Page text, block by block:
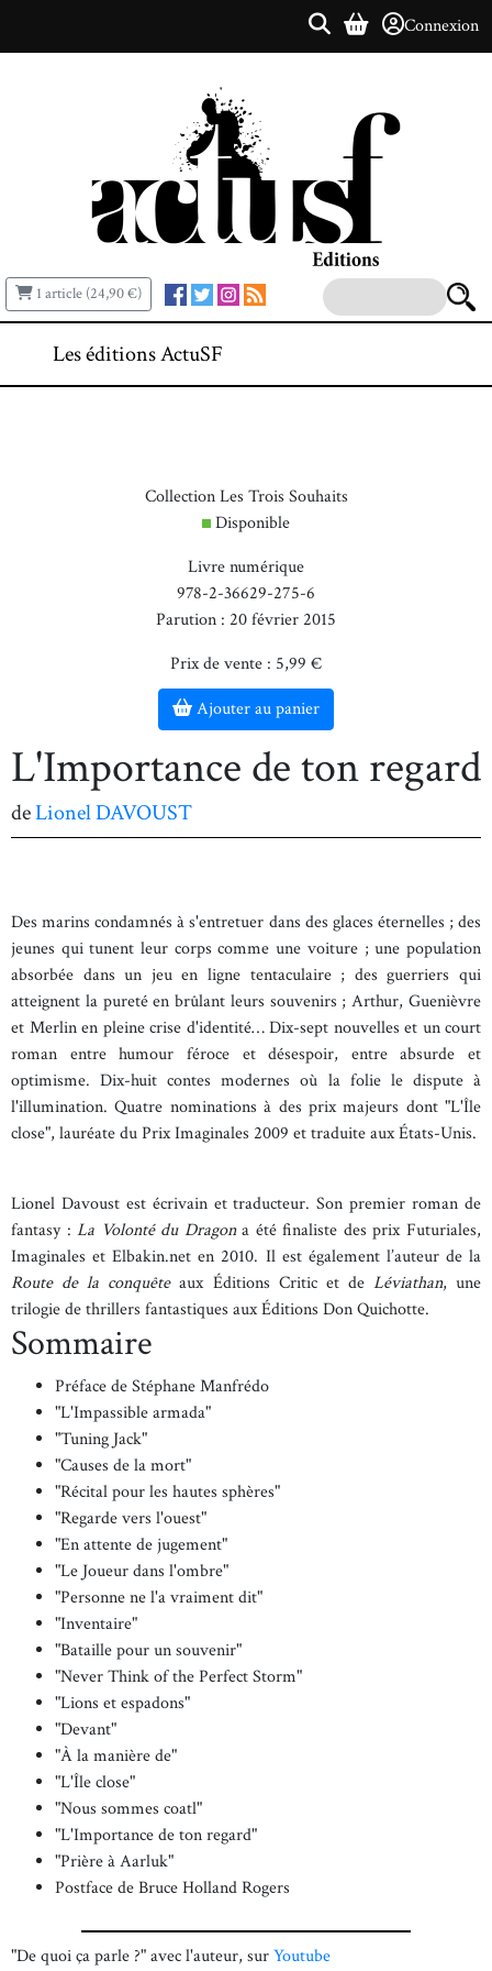
Connexion
1 article (24,90 €)
Les éditions ActuSF
Collection Les Trois Souhaits
Disponible
Livre numérique
978-2-36629-275-6
Parution : 20 février 2015
Prix de vente : 5,99 €
Ajouter au panier
L'Importance de ton regard
deLionel DAVOUST
Des marins condamnés à s'entretuer dans des glaces éternelles ; des
jeunes qui tunent leur corps comme une voiture ; une population
absorbée dans un jeu en ligne tentaculaire ; des guerriers qui
atteignent la pureté en brûlant leurs souvenirs ; Arthur, Guenièvre
et Merlin en pleine crise d'identité… Dix-sept nouvelles et un court
roman entre humour féroce et désespoir, entre absurde et
optimisme. Dix-huit contes modernes où la folie le dispute à
l'illumination. Quatre nominations à des prix majeurs dont "L'Île
close", lauréate du Prix Imaginales 2009 et traduite aux États-Unis.
Lionel Davoust est écrivain et traducteur. Son premier roman de
fantasy :La Volonté du Dragona été finaliste des prix Futuriales,
Imaginales et Elbakin.net en 2010. Il est également l’auteur de la
Route de la conquêteaux Éditions Critic et de Léviathan, une
trilogie de thrillers fantastiques aux Éditions Don Quichotte.
Sommaire
Préface de Stéphane Manfrédo
"L'Impassible armada"
"Tuning Jack"
"Causes de la mort"
"Récital pour les hautes sphères"
"Regarde vers l'ouest"
"En attente de jugement"
"Le Joueur dans l'ombre"
"Personne ne l'a vraiment dit"
"Inventaire"
"Bataille pour un souvenir"
"Never Think of the Perfect Storm"
"Lions et espadons"
"Devant"
"À la manière de"
"L'Île close"
"Nous sommes coatl"
"L'Importance de ton regard"
"Prière à Aarluk"
Postface de Bruce Holland Rogers
"De quoi ça parle ?" avec l'auteur, surYoutube